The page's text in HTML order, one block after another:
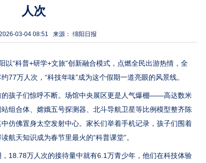
人次
03-04 08:51 来源： 绵阳日报
“科普+研学+文旅”创新融合模式，点燃全民出游热情，全
77万人次，“科技年味”成为这个假期一道亮眼的风景线。
孩子们惊呼不断。场馆中央展区更是人气爆棚——高达数米
组合体、嫦娥五号探测器、北斗导航卫星等比例模型整齐陈
仿佛置身太空发射中心。家长们举着手机记录，孩子们围着
航天知识成为春节里最火的“科普课堂”。
万人次的接待量中就有6.1万青少年，他们在科技体验